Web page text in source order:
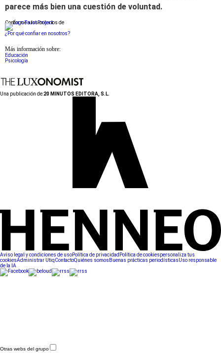
parece más bien una cuestión de voluntad.
Conforme a los criterios de
¿Por qué confiar en nosotros?
Más información sobre:
Educación
Psicología
Una publicación de:20 MINUTOS EDITORA, S.L.
Aviso legal y condiciones de usoPolítica de privacidad Política de cookiespersonaliza tus
cookiesAdministrar UtiqContactoQuiénes somos Buenas prácticas periodísticasUso responsable
de la IA
Otras webs del grupo